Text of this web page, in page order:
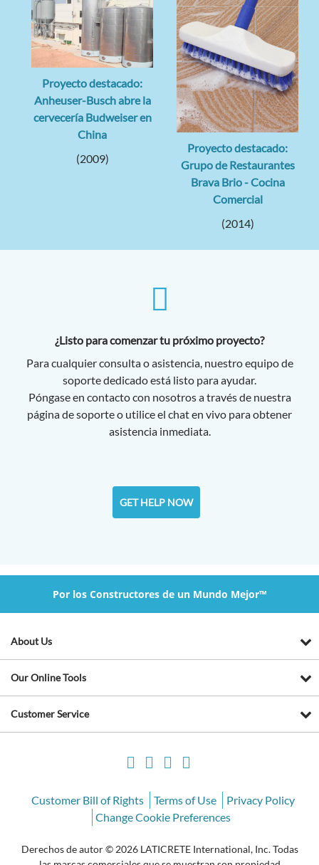
Proyecto destacado:
Anheuser-Busch abre la
cervecería Budweiser en
China
(2009)
Proyecto destacado:
Grupo de Restaurantes
Brava Brio - Cocina
Comercial
(2014)
¿Listo para comenzar tu próximo proyecto?
Para cualquier consulta o asistencia, nuestro equipo de
soporte dedicado está listo para ayudar.
Póngase en contacto con nosotros a través de nuestra
página de soporte o utilice el chat en vivo para obtener
asistencia inmediata.
GET HELP NOW
Por los Constructores de un Mundo Mejor™
About Us
Our Online Tools
Customer Service
Customer Bill of Rights Terms of Use
Privacy Policy
Change Cookie Preferences
Derechos de autor © 2026 LATICRETE International, Inc. Todas